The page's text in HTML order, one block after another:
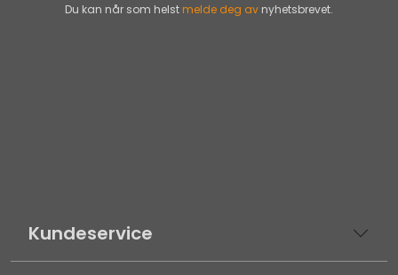
Kundeservice
Du kan når som helst melde deg av nyhetsbrevet.